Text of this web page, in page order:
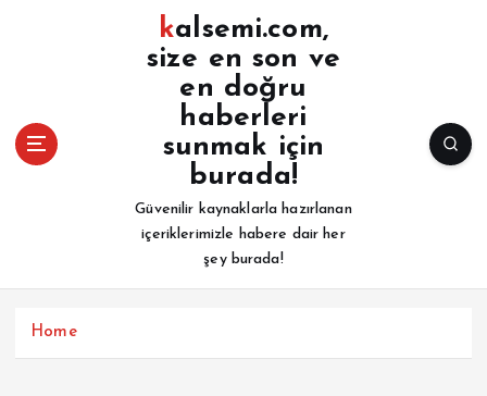
kalsemi.com,
size en son ve
en doğru
haberleri
sunmak için
burada!
Güvenilir kaynaklarla hazırlanan
içeriklerimizle habere dair her
şey burada!
Home